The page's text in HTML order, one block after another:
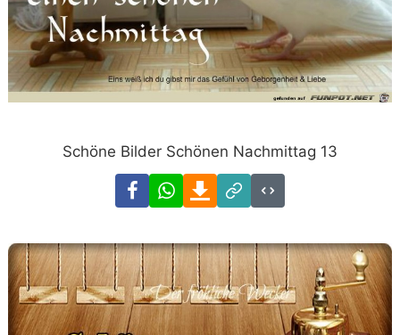
Schöne Bilder Schönen Nachmittag 13
FacebookWhatsAppDownload
Link
Code